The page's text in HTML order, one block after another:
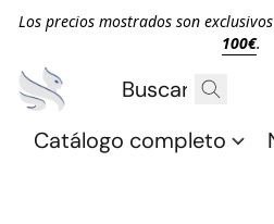
Los precios mostrados son
100€.
Catálogo completo